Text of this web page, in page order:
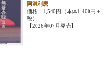
阿満利麿
価格：1,540円（本体1,400円＋
税）
【2026年07月発売】